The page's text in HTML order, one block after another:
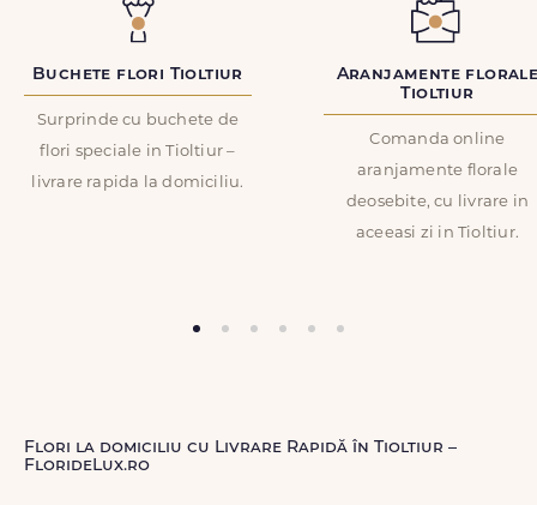
Buchete flori Tioltiur
Surprinde cu buchete de
flori speciale in Tioltiur –
livrare rapida la domiciliu.
Aranjamente
Tioltiur
Comanda online
aranjamente florale
deosebite, cu livrare in
aceeasi zi in Tioltiur.
Flori la domiciliu cu Livrare Rapidă în Tioltiur –
FlorideLux.ro